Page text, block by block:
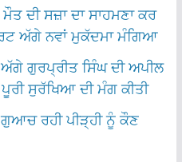
ਦੀ ਸਜ਼ਾ ਦਾ ਸਾਹਮਣਾ ਕਰ
ਅੱਗੇ ਨਵਾਂ ਮੁਕੱਦਮਾ ਮੰਗਿਆ
ਗੁਰਪ੍ਰੀਤ ਸਿੰਘ ਦੀ ਅਪੀਲ
ਪੂਰੀ ਸੁਰੱਖਿਆ ਦੀ ਮੰਗ ਕੀਤੀ
ਰਹੀ ਪੀੜ੍ਹੀ ਨੂੰ ਕੌਣ